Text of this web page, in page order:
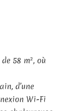
58 m², où
d’une
Wi-Fi